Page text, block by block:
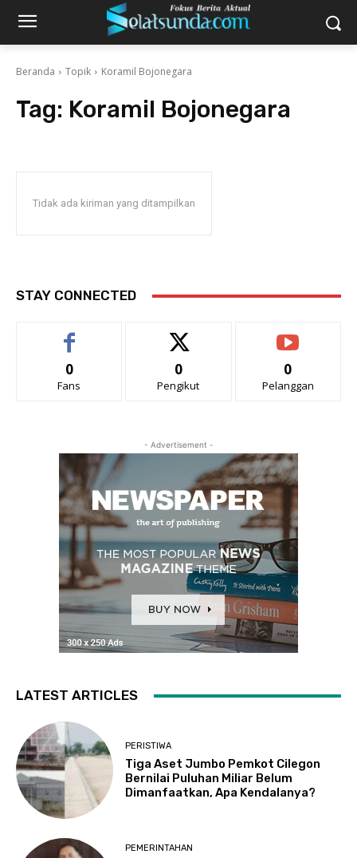
Beranda Topik Koramil Bojonegara
Tag: Koramil Bojonegara
Tidak ada kiriman yang ditampilkan
STAY CONNECTED
0
Fans
0
Pengikut
0
Pelanggan
- Advertisement -
LATEST ARTICLES
PERISTIWA
Tiga Aset Jumbo Pemkot Cilegon
Bernilai Puluhan Miliar Belum
Dimanfaatkan, Apa Kendalanya?
PEMERINTAHAN